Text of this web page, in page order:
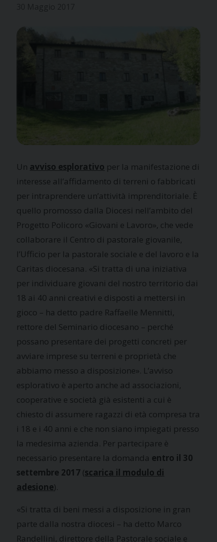
Un avviso esplorativo per la manifestazione di
interesse all’affidamento di terreni o fabbricati
per intraprendere un’attività imprenditoriale. È
quello promosso dalla Diocesi nell’ambito del
Progetto Policoro «Giovani e Lavoro», che vede
collaborare il Centro di pastorale giovanile,
l’Ufficio per la pastorale sociale e del lavoro e la
Caritas diocesana. «Si tratta di una iniziativa
per individuare giovani del nostro territorio dai
18 ai 40 anni creativi e disposti a mettersi in
gioco – ha detto padre Raffaelle Mennitti,
rettore del Seminario diocesano – perché
possano presentare dei progetti concreti per
avviare imprese su terreni e proprietà che
abbiamo messo a disposizione». L’avviso
esplorativo è aperto anche ad associazioni,
cooperative e società già esistenti a cui è
chiesto di assumere ragazzi di età compresa tra
i 18 e i 40 anni e che non siano impiegati presso
la medesima azienda. Per partecipare è
necessario presentare la domanda entro il 30
settembre 2017 (scarica il modulo di
adesione).
«Si tratta di beni messi a disposizione in gran
parte dalla nostra diocesi – ha detto Marco
Randellini, direttore della Pastorale sociale e